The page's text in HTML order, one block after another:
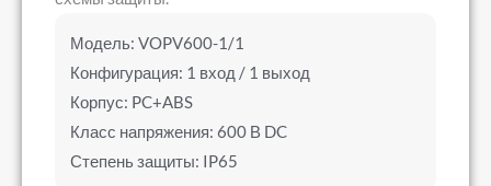
Модель: VOPV600-1/1
Конфигурация: 1 вход / 1 выход
Корпус: PC+ABS
Класс напряжения: 600 В DC
Степень защиты: IP65